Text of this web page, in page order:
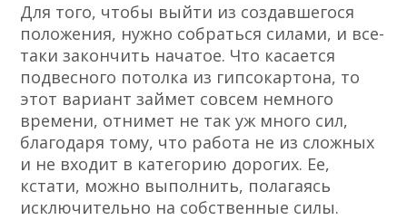
Для того, чтобы выйти из создавшегося
положения, нужно собраться силами, и все-
таки закончить начатое. Что касается
подвесного потолка из гипсокартона, то
этот вариант займет совсем немного
времени, отнимет не так уж много сил,
благодаря тому, что работа не из сложных
и не входит в категорию дорогих. Ее,
кстати, можно выполнить, полагаясь
исключительно на собственные силы.